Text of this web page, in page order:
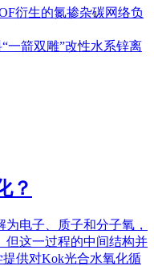
衍生的氮掺杂碳网络负
一箭双雕”改性水系锌离
？
电子、质子和分子氧，
但这一过程的中间结构并
供对Kok光合水氧化循